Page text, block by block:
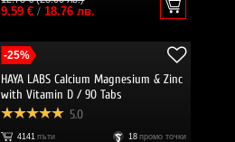
9.59 €/ 18.76 лв.
-25%
HAYA LABS Calcium Magnesium & Zinc
with Vitamin D / 90 Tabs
5.0
4141 пъти 18 промо точки